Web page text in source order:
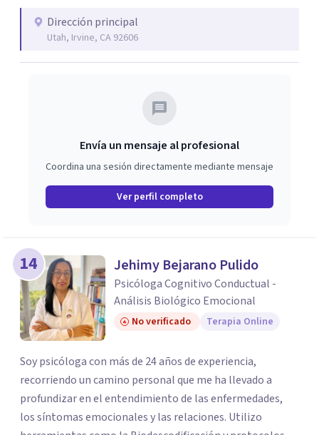
patrones de relación, los modos de vivirse a sí mismo, de
relacionarse con los demás.
Dirección principal
Utah, Irvine, CA 92606
Envía un mensaje al profesional
Coordina una sesión directamente mediante mensaje
Ver perfil completo
14 Jehimy Bejarano Pulido
Psicóloga Cognitivo Conductual -
Análisis Biológico Emocional
No verificado Terapia Online
Soy psicóloga con más de 24 años de experiencia,
recorriendo un camino personal que me ha llevado a
profundizar en el entendimiento de las enfermedades,
los síntomas emocionales y las relaciones. Utilizo